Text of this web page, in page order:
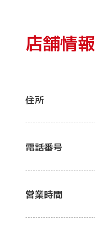
店舗情報
住所
電話番号
営業時間